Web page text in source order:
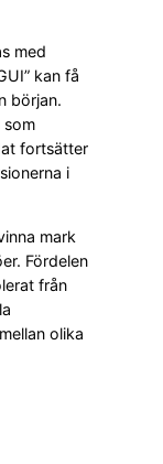
med
kan få
början.
som
fortsätter
i
mark
Fördelen
från
olika